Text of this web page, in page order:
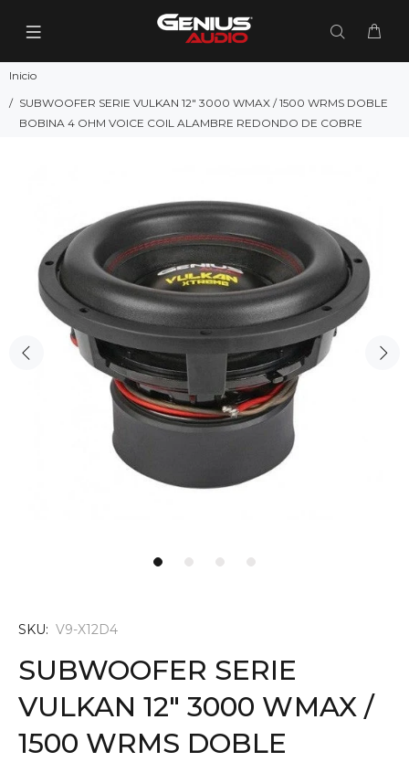
Inicio
SUBWOOFER SERIE VULKAN 12" 3000 WMAX / 1500 WRMS DOBLE
BOBINA 4 OHM VOICE COIL ALAMBRE REDONDO DE COBRE
SKU: V9-X12D4
SUBWOOFER SERIE
VULKAN 12" 3000 WMAX /
1500 WRMS DOBLE